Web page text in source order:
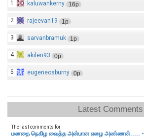
1 kaluwankerny 16p
2 rajeevan19 1p
3 sarvanbramuk 1p
4 akilen93 0p
5 eugeneosburny 0p
Latest Comments
The last comments for
மனதை நெகிழ வைத்த அன்பான ஏழை அண்ணன்..... -